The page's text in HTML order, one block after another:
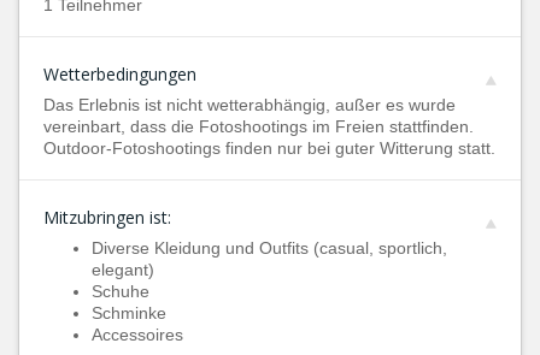
1 Teilnehmer
Wetterbedingungen
Das Erlebnis ist nicht wetterabhängig, außer es wurde
vereinbart, dass die Fotoshootings im Freien stattfinden.
Outdoor-Fotoshootings finden nur bei guter Witterung statt.
Mitzubringen ist:
Diverse Kleidung und Outfits (casual, sportlich,
elegant)
Schuhe
Schminke
Accessoires